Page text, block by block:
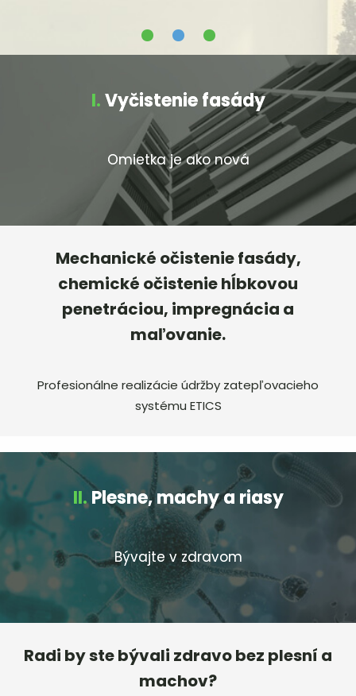
I.Vyčistenie fasády
Omietka je ako nová
Mechanické očistenie fasády,
chemické očistenie hĺbkovou
penetráciou, impregnácia a
maľovanie.
Profesionálne realizácie údržby zatepľovacieho
systému ETICS
II.Plesne, machy a riasy
Bývajte v zdravom
Radi by ste bývali zdravo bez plesní a
machov?